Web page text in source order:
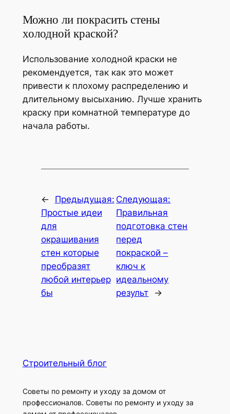
Можно ли покрасить стены
холодной краской?
Использование холодной краски не
рекомендуется, так как это может
привести к плохому распределению и
длительному высыханию. Лучше хранить
краску при комнатной температуре до
начала работы.
←
Предыдущая:
Простые идеи
для
окрашивания
стен которые
преобразят
любой интерьер
бы
Следующая:
Правильная
подготовка стен
перед
покраской –
ключ к
идеальному
результ
→
Строительный блог
Советы по ремонту и уходу за домом от
профессионалов. Советы по ремонту и уходу за